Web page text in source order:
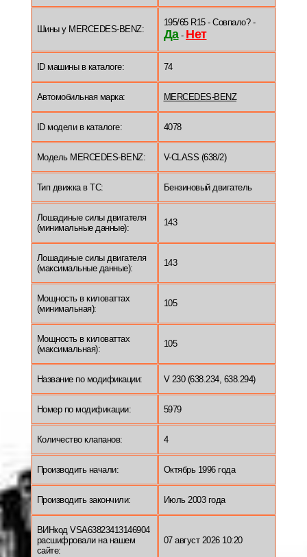
Шины у MERCEDES-BENZ:
195/65 R15 - Совпало? -
Да- Нет
ID машины в каталоге: 74
Автомобильная марка: MERCEDES-BENZ
ID модели в каталоге: 4078
Модель MERCEDES-BENZ: V-CLASS (638/2)
Тип движка в ТС: Бензиновый двигатель
Лошадиные силы двигателя
(минимальные данные):
143
Лошадиные силы двигателя
(максимальные данные):
143
Мощность в киловаттах
(минимальная):
105
Мощность в киловаттах
(максимальная):
105
Название по модификации: V 230 (638.234, 638.294)
Номер по модификации: 5979
Количество клапанов: 4
Производить начали: Октябрь 1996 года
Производить закончили: Июль 2003 года
ВИНкод VSA63823413146904
расшифровали на нашем
сайте:
07 август 2026 10:20